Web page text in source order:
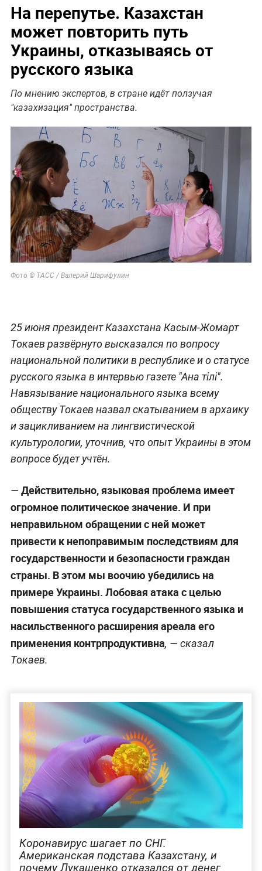
На перепутье. Казахстан
может повторить путь
Украины, отказываясь от
русского языка
По мнению экспертов, в стране идёт ползучая
"казахизация" пространства.
Фото © ТАСС / Валерий Шарифулин
25 июня президент Казахстана Касым-Жомарт
Токаев развёрнуто высказался по вопросу
национальной политики в республике и о статусе
русского языка в интервью газете "Ана тiлi".
Навязывание национального языка всему
обществу Токаев назвал скатыванием в архаику
и зацикливанием на лингвистической
культурологии, уточнив, что опыт Украины в этом
вопросе будет учтён.
— Действительно, языковая проблема имеет
огромное политическое значение. И при
неправильном обращении с ней может
привести к непоправимым последствиям для
государственности и безопасности граждан
страны. В этом мы воочию убедились на
примере Украины. Лобовая атака с целью
повышения статуса государственного языка и
насильственного расширения ареала его
применения контрпродуктивна, — сказал
Токаев.